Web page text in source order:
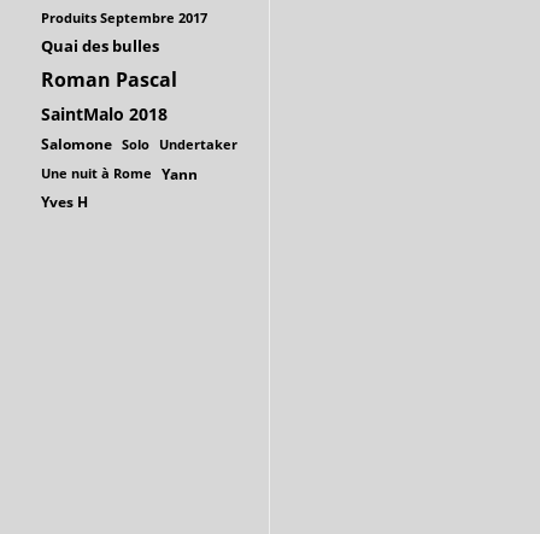
Produits Septembre 2017
Quai des bulles
Roman Pascal
SaintMalo 2018
Salomone Solo Undertaker
Une nuit à Rome Yann
Yves H